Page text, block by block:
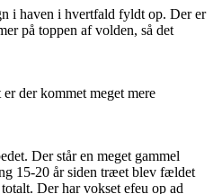
i haven i hvertfald fyldt op. Der er
på toppen af volden, så det
der kommet meget mere
Der står en meget gammel
15-20 år siden træet blev fældet
Der har vokset efeu op ad